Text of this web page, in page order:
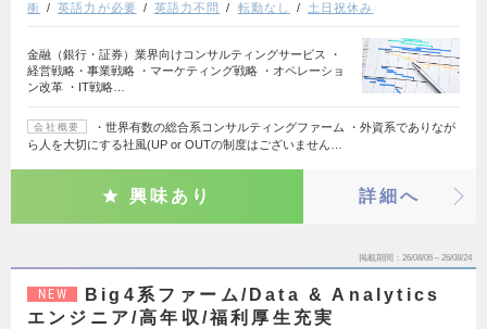
衝
英語力が必要 英語力不問 転勤なし 土日祝休み
金融（銀行・証券）業界向けコンサルティングサービス ・
経営戦略・事業戦略 ・マーケティング戦略 ・オペレーショ
ン改革 ・IT戦略…
会社概要
・世界有数の総合系コンサルティングファーム ・外資系でありなが
ら人を大切にする社風(UP or OUTの制度はございません…
興味あり 詳細へ
掲載期間 26/08/06～26/08/24
NEW
Big4系ファーム/Data & Analytics
エンジニア/高年収/福利厚生充実